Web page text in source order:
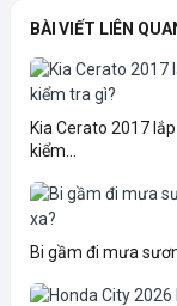
BÀI VIẾT LIÊN
Kia Cerato 2017
kiểm...
Bi gầm đi mưa